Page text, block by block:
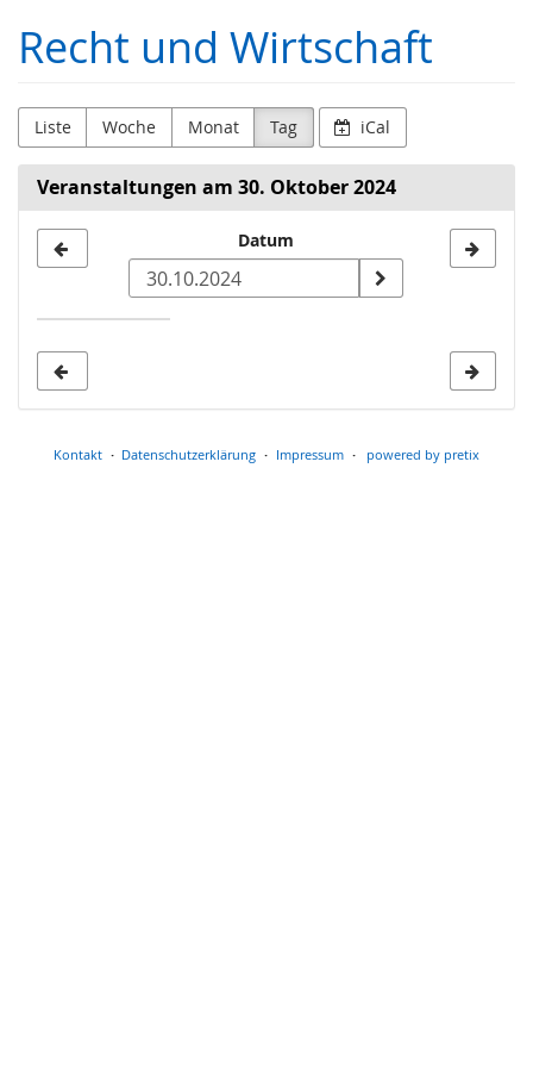
Haupt-
Inhalt
Recht und Wirtschaft
Liste Woche Monat Tag iCal
Veranstaltungen am 30. Oktober 2024
zur
Anzeige
Datum
Kontakt Datenschutzerklärung Impressum powered by pretix